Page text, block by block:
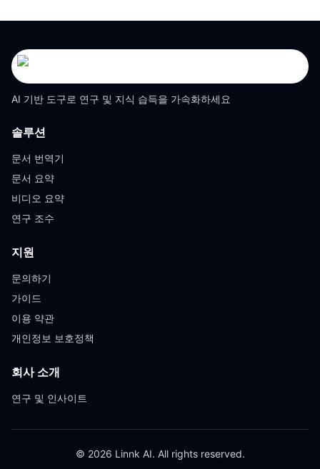
AI 기반 도구로 연구 및 지식 습득을 가속화하세요
솔루션
문서 번역기
문서 요약
비디오 요약
연구 조수
지원
문의하기
가이드
이용 약관
개인정보 보호정책
회사 소개
연구 및 인사이트
© 2026 Linnk AI. All rights reserved.